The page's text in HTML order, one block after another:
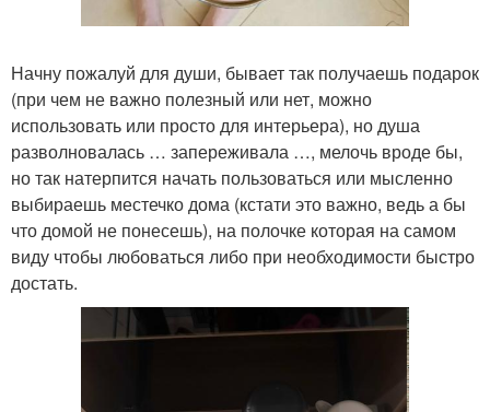
Начну пожалуй для души, бывает так получаешь подарок
(при чем не важно полезный или нет, можно
использовать или просто для интерьера), но душа
разволновалась … запереживала …, мелочь вроде бы,
но так натерпится начать пользоваться или мысленно
выбираешь местечко дома (кстати это важно, ведь а бы
что домой не понесешь), на полочке которая на самом
виду чтобы любоваться либо при необходимости быстро
достать.